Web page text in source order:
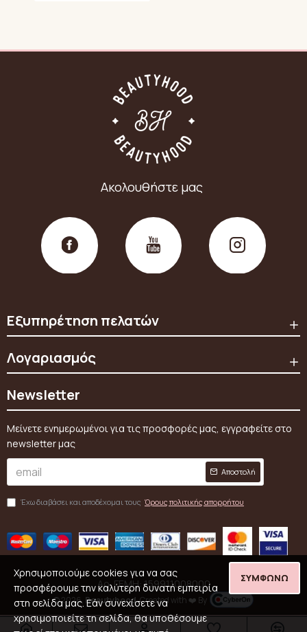
Ακολουθήστε μας
Εξυπηρέτηση πελατών
Λογαριασμός
Newsletter
Μείνετε ενημερωμένοι για τις προσφορές μας, εγγραφείτε στο
newsletter μας
Αποστολή
Έχω διαβάσει και αποδέχομαι τους Όρους πολιτικής απορρήτου
Αρ. ΓΕΜΗ: 159911008000
© 2026, Beautyhood, Created with ❤️ By
ΣΥΜΦΩΝΏ
Χρησιμοποιούμε cookies για να σας
προσφέρουμε την καλύτερη δυνατή εμπειρία
στη σελίδα μας. Εάν συνεχίσετε να
χρησιμοποιείτε τη σελίδα, θα υποθέσουμε